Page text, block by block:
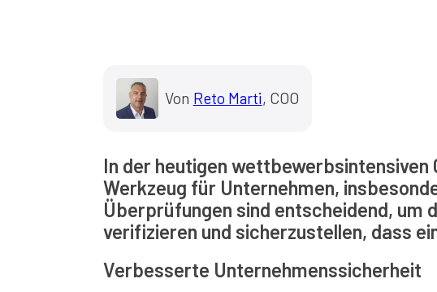
Von Reto Marti, COO
In der heutigen wettbewerbsintensiven
Werkzeug für Unternehmen,
Überprüfungen sind entscheidend, um
verifizieren und sicherzustellen, dass
Verbesserte Unternehmenssicherheit